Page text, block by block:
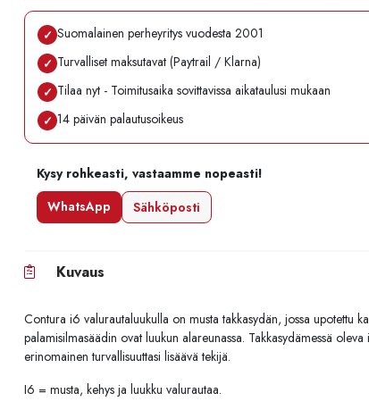
✓ Suomalainen perheyritys vuodesta 2001
✓ Turvalliset maksutavat (Paytrail / Klarna)
✓ Tilaa nyt - Toimitusaika sovittavissa aikataulusi mukaan
✓ 14 päivän palautusoikeus
Kysy rohkeasti, vastaamme nopeasti!
WhatsApp
Sähköposti
Kuvaus
Contura i6 valurautaluukulla on musta takkasydän, jossa upotettu
palamisilmasäädin ovat luukun alareunassa. Takkasydämessä oleva
erinomainen turvallisuuttasi lisäävä tekijä.
I6 = musta, kehys ja luukku valurautaa.